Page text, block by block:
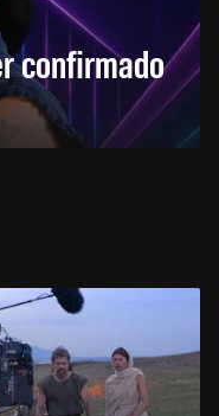
confirmado